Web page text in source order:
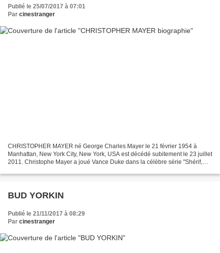
Publié le 25/07/2017 à 07:01
Par cinestranger
CHRISTOPHER MAYER né George Charles Mayer le 21 février 1954 à
Manhattan, New York City, New York, USA est décédé subitement le 23 juillet
2011. Christophe Mayer a joué Vance Duke dans la célèbre série "Shérif,
BUD YORKIN
Publié le 21/11/2017 à 08:29
Par cinestranger